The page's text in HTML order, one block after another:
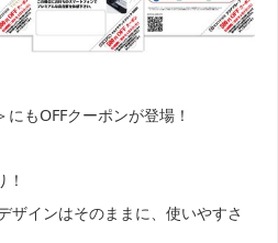
もOFFクーポンが登場！
ザインはそのままに、使いやすさ